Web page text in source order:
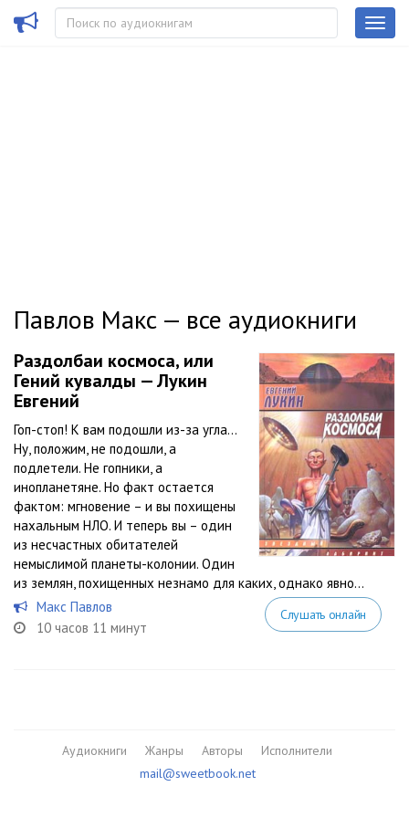
Павлов Макс — все аудиокниги
Раздолбаи космоса, или
Гений кувалды — Лукин
Евгений
Гоп-стоп! К вам подошли из-за угла…
Ну, положим, не подошли, а
подлетели. Не гопники, а
инопланетяне. Но факт остается
фактом: мгновение – и вы похищены
нахальным НЛО. И теперь вы – один
из несчастных обитателей
немыслимой планеты-колонии. Один
из землян, похищенных незнамо для каких, однако явно...
Макс Павлов
10 часов 11 минут
Слушать онлайн
Аудиокниги Жанры Авторы
Исполнители
mail@sweetbook.net